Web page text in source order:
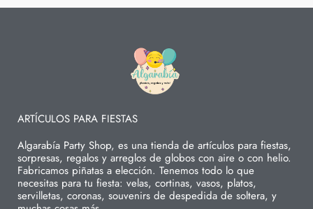
ARTÍCULOS PARA FIESTAS
Algarabía Party Shop, es una tienda de artículos para fiestas,
sorpresas, regalos y arreglos de globos con aire o con helio.
Fabricamos piñatas a elección. Tenemos todo lo que
necesitas para tu fiesta: velas, cortinas, vasos, platos,
servilletas, coronas, souvenirs de despedida de soltera, y